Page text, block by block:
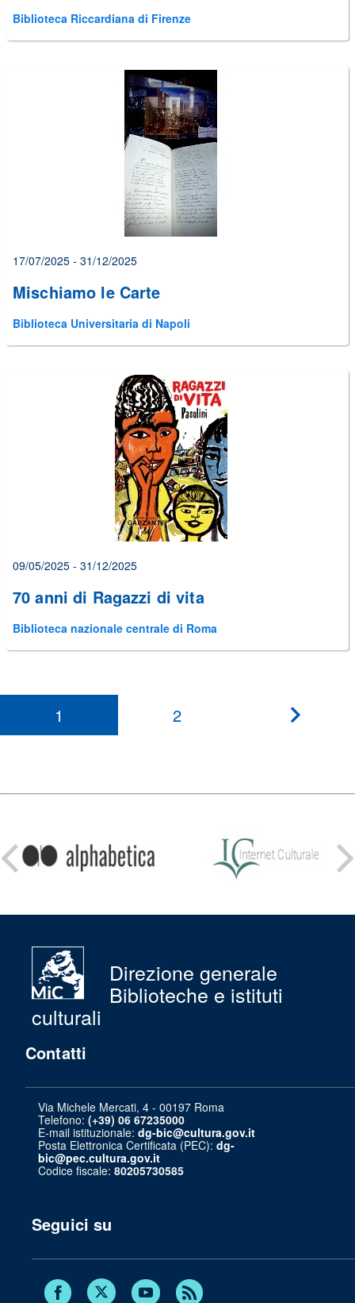
Biblioteca Riccardiana di Firenze
17/07/2025 - 31/12/2025
Mischiamo le Carte
Biblioteca Universitaria di Napoli
09/05/2025 - 31/12/2025
70 anni di Ragazzi di vita
Biblioteca nazionale centrale di Roma
1 2
su:
Direzione generale
Biblioteche e istituti
culturali
Contatti
Via Michele Mercati, 4 - 00197 Roma
Telefono: (+39) 06 67235000
E-mail istituzionale: dg-bic@cultura.gov.it
Posta Elettronica Certificata (PEC): dg-
bic@pec.cultura.gov.it
Codice fiscale: 80205730585
Seguici su
Facebook Twitter Youtube